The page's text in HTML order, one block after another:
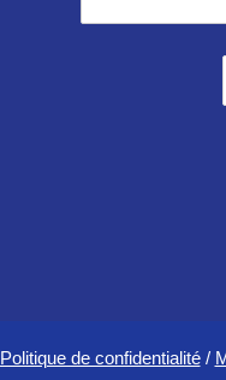
Politique de confidentialité/